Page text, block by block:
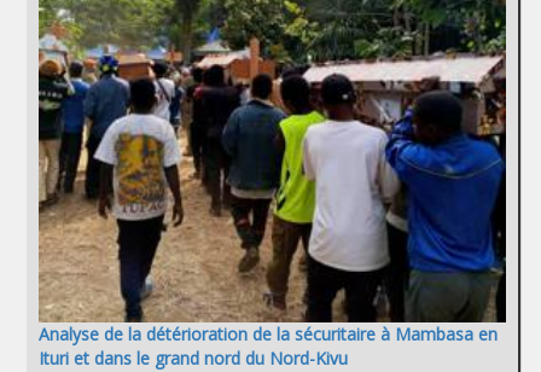
Analyse de la détérioration de la sécuritaire à Mambasa en
Ituri et dans le grand nord du Nord-Kivu